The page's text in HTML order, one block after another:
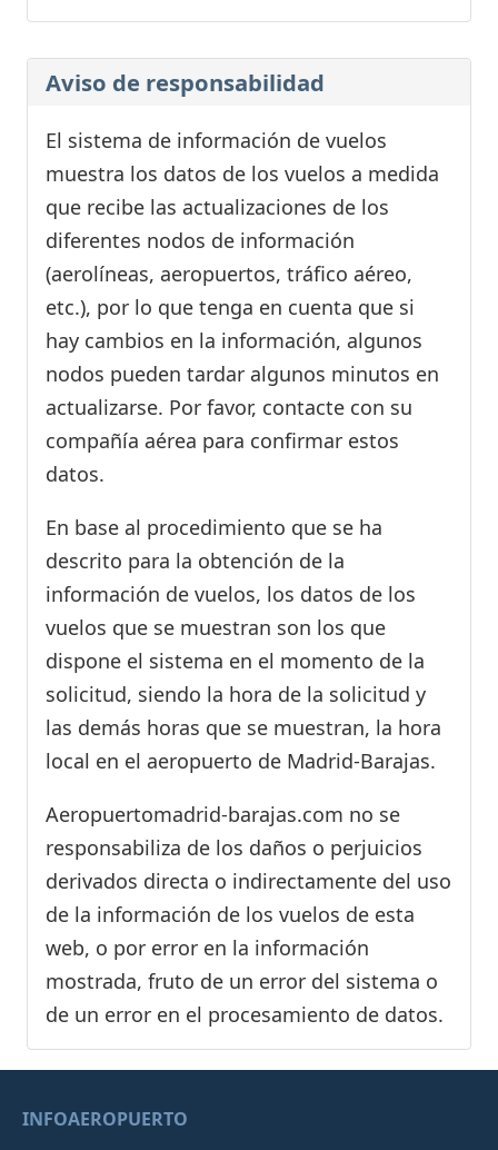
Aviso de responsabilidad
El sistema de información de vuelos
muestra los datos de los vuelos a medida
que recibe las actualizaciones de los
diferentes nodos de información
(aerolíneas, aeropuertos, tráfico aéreo,
etc.), por lo que tenga en cuenta que si
hay cambios en la información, algunos
nodos pueden tardar algunos minutos en
actualizarse. Por favor, contacte con su
compañía aérea para confirmar estos
datos.
En base al procedimiento que se ha
descrito para la obtención de la
información de vuelos, los datos de los
vuelos que se muestran son los que
dispone el sistema en el momento de la
solicitud, siendo la hora de la solicitud y
las demás horas que se muestran, la hora
local en el aeropuerto de Madrid-Barajas.
Aeropuertomadrid-barajas.com no se
responsabiliza de los daños o perjuicios
derivados directa o indirectamente del uso
de la información de los vuelos de esta
web, o por error en la información
mostrada, fruto de un error del sistema o
de un error en el procesamiento de datos.
INFOAEROPUERTO